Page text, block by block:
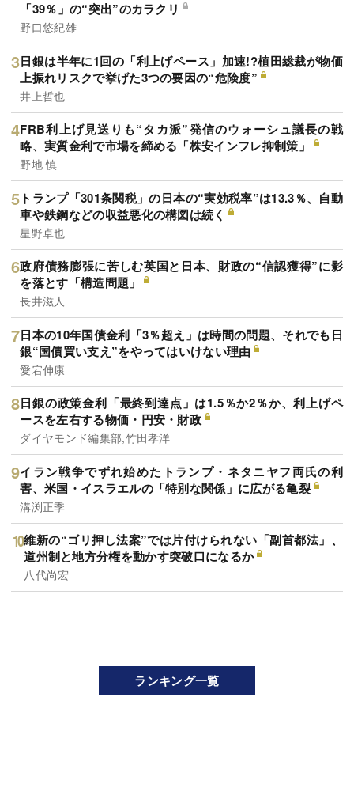
「39％」の“突出”のカラクリ
野口悠紀雄
日銀は半年に1回の「利上げペース」加速!?植田総裁が物価
上振れリスクで挙げた3つの要因の“危険度”
井上哲也
FRB利上げ見送りも“タカ派”発信のウォーシュ議長の戦
略、実質金利で市場を締める「株安インフレ抑制策」
野地 慎
トランプ「301条関税」の日本の“実効税率”は13.3％、自動
車や鉄鋼などの収益悪化の構図は続く
星野卓也
政府債務膨張に苦しむ英国と日本、財政の“信認獲得”に影
を落とす「構造問題」
長井滋人
日本の10年国債金利「3％超え」は時間の問題、それでも日
銀“国債買い支え”をやってはいけない理由
愛宕伸康
日銀の政策金利「最終到達点」は1.5％か2％か、利上げペ
ースを左右する物価・円安・財政
ダイヤモンド編集部,竹田孝洋
イラン戦争でずれ始めたトランプ・ネタニヤフ両氏の利
害、米国・イスラエルの「特別な関係」に広がる亀裂
溝渕正季
維新の“ゴリ押し法案”では片付けられない「副首都法」、
道州制と地方分権を動かす突破口になるか
八代尚宏
ランキング一覧